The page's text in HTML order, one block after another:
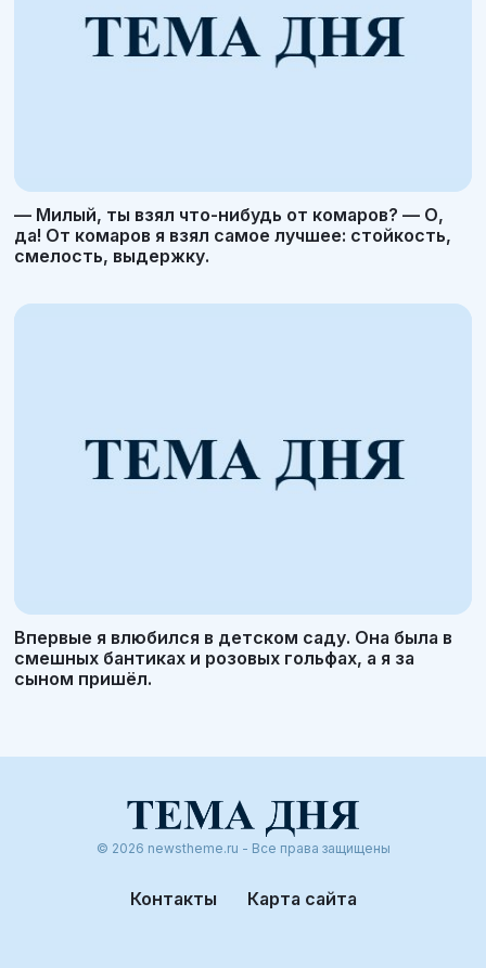
— Милый, ты взял что-нибудь от комаров? — О,
да! От комаров я взял самое лучшее: стойкость,
смелость, выдержку.
Впервые я влюбился в детском саду. Она была в
смешных бантиках и розовых гольфах, а я за
сыном пришёл.
© 2026 newstheme.ru - Все права защищены
Контакты Карта сайта